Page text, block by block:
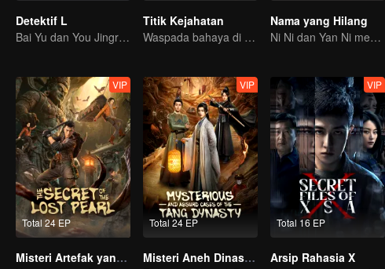
Detektif L
Bai Yu dan You Jingru jadi detektif super
Titik Kejahatan
Waspada bahaya di sekitarmu
Nama yang Hilang
Ni Ni dan Yan Ni menguak misteri penuh ketegangan
Total 24 EP
VIP
Misteri Artefak yang Hilang
Total 24 EP
VIP
Misteri Aneh Dinasti Tang
Total 16 EP
VIP
Arsip Rahasia X